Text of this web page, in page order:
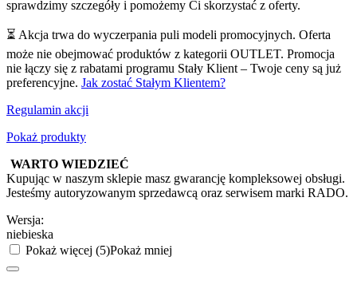
sprawdzimy szczegóły i pomożemy Ci skorzystać z oferty.
⏳ Akcja trwa do wyczerpania puli modeli promocyjnych. Oferta
może nie obejmować produktów z kategorii OUTLET. Promocja
nie łączy się z rabatami programu Stały Klient – Twoje ceny są już
preferencyjne. Jak zostać Stałym Klientem?
Regulamin akcji
Pokaż produkty
WARTO WIEDZIEĆ
Kupując w naszym sklepie masz gwarancję kompleksowej obsługi.
Jesteśmy autoryzowanym sprzedawcą oraz serwisem marki RADO.
Wersja:
niebieska
Pokaż więcej (5)Pokaż mniej